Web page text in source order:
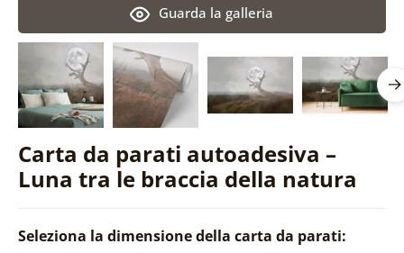
Carta da parati autoadesiva –
Luna tra le braccia della natura
Guarda la galleria
Seleziona la dimensione della carta da parati: